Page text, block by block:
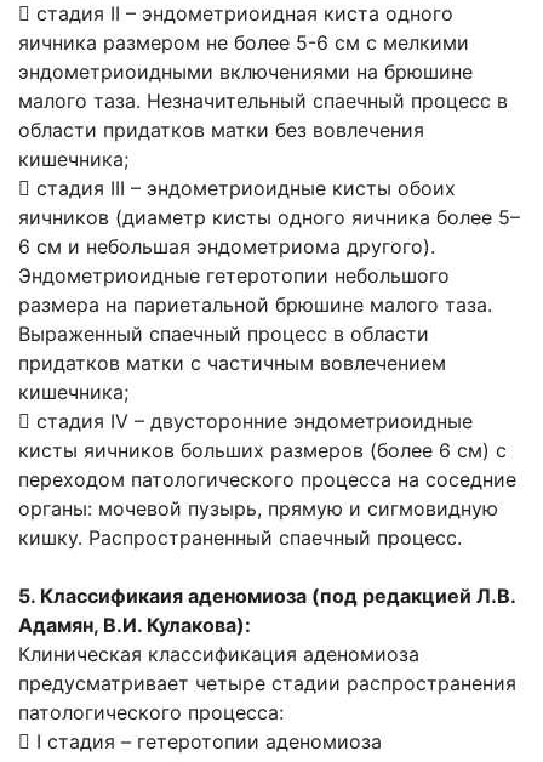
 стадия II – эндометриоидная киста одного
яичника размером не более 5-6 см с мелкими
эндометриоидными включениями на брюшине
малого таза. Незначительный спаечный процесс в
области придатков матки без вовлечения
кишечника;
 стадия III – эндометриоидные кисты обоих
яичников (диаметр кисты одного яичника более 5–
6 см и небольшая эндометриома другого).
Эндометриоидные гетеротопии небольшого
размера на париетальной брюшине малого таза.
Выраженный спаечный процесс в области
придатков матки с частичным вовлечением
кишечника;
 стадия IV – двусторонние эндометриоидные
кисты яичников больших размеров (более 6 см) с
переходом патологического процесса на соседние
органы: мочевой пузырь, прямую и сигмовидную
кишку. Распространенный спаечный процесс.
5. Классификаия аденомиоза (под редакцией Л.В.
Адамян, В.И. Кулакова):
Клиническая классификация аденомиоза
предусматривает четыре стадии распространения
патологического процесса:
 I стадия – гетеротопии аденомиоза